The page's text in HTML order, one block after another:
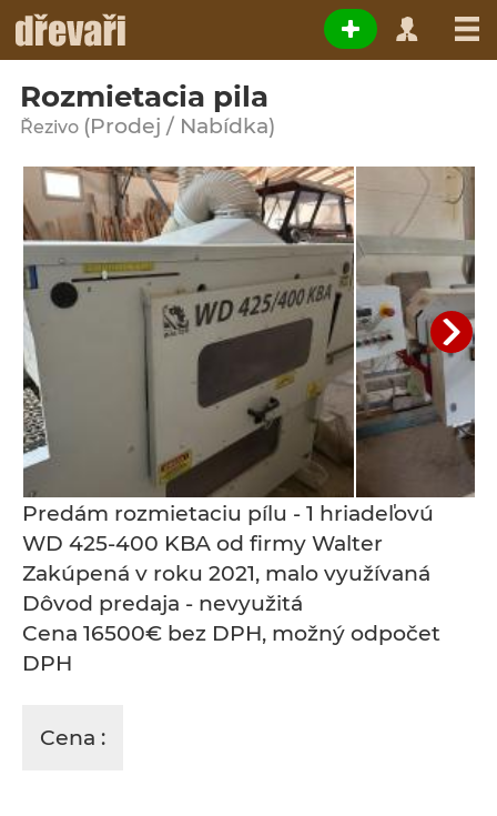
Rozmietacia pila
Řezivo (Prodej / Nabídka)
Predám rozmietaciu pílu - 1 hriadeľovú
WD 425-400 KBA od firmy Walter
Zakúpená v roku 2021, malo využívaná
Dôvod predaja - nevyužitá
Cena 16500€ bez DPH, možný odpočet
DPH
Cena :